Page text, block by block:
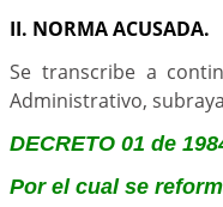
II. NORMA ACUSADA.
Se transcribe a
Administrativo,
DECRETO 01 de
Por el cual se